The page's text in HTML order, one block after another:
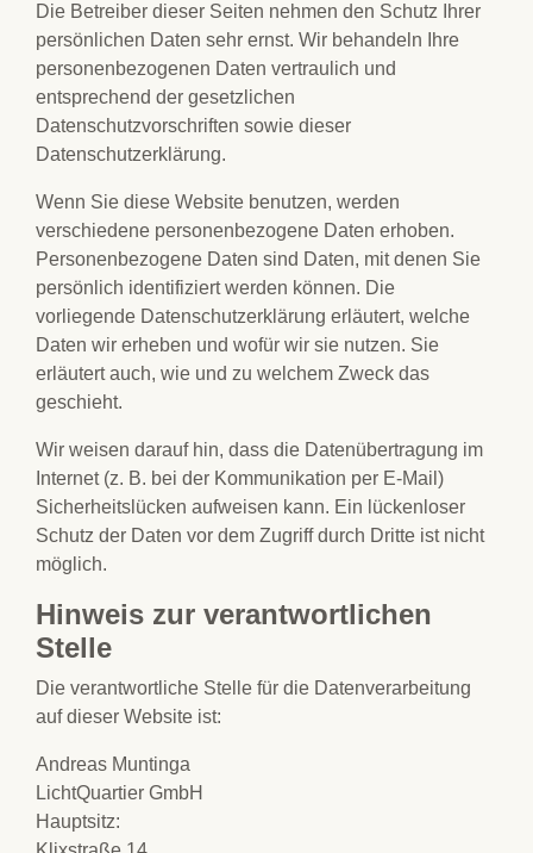
Die Betreiber dieser Seiten nehmen den Schutz Ihrer
persönlichen Daten sehr ernst. Wir behandeln Ihre
personenbezogenen Daten vertraulich und
entsprechend der gesetzlichen
Datenschutzvorschriften sowie dieser
Datenschutzerklärung.
Wenn Sie diese Website benutzen, werden
verschiedene personenbezogene Daten erhoben.
Personenbezogene Daten sind Daten, mit denen Sie
persönlich identifiziert werden können. Die
vorliegende Datenschutzerklärung erläutert, welche
Daten wir erheben und wofür wir sie nutzen. Sie
erläutert auch, wie und zu welchem Zweck das
geschieht.
Wir weisen darauf hin, dass die Datenübertragung im
Internet (z. B. bei der Kommunikation per E-Mail)
Sicherheitslücken aufweisen kann. Ein lückenloser
Schutz der Daten vor dem Zugriff durch Dritte ist nicht
möglich.
Hinweis zur verantwortlichen
Stelle
Die verantwortliche Stelle für die Datenverarbeitung
auf dieser Website ist:
Andreas Muntinga
LichtQuartier GmbH
Hauptsitz: